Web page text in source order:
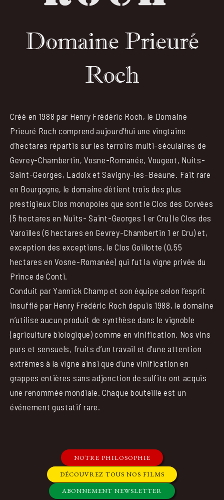
Domaine Prieuré
Roch
Créé en 1988 par Henry Frédéric Roch, le Domaine
Prieuré Roch comprend aujourd’hui une vingtaine
d’hectares répartis sur les terroirs multi-séculaires de
Gevrey-Chambertin, Vosne-Romanée, Vougeot, Nuits-
Saint-Georges, Ladoix et Savigny-les-Beaune. Fait rare
en Bourgogne, le domaine détient trois des plus
prestigieux Clos monopoles que sont le Clos des Corvées
(5 hectares en Nuits- Saint-Georges 1 er Cru) le Clos des
Varoilles (6 hectares en Gevrey-Chambertin 1 er Cru) et,
exception des exceptions, le Clos Goillotte (0,55
hectares en Vosne-Romanée) qui fut la vigne privée du
Prince de Conti.
Conduit par Yannick Champ et son équipe selon l’esprit
insufflé par Henry Frédéric Roch depuis 1988, le domaine
n’utilise aucun produit de synthèse dans le vignoble
(agriculture biologique) comme en vinification. Nos vins
purs et sensuels, fruits d’un travail et d’une attention
extrêmes à la vigne ainsi que d’une vinification en
grappes entières sans adjonction de sulfite ont acquis
une renommée mondiale. Chaque bouteille est un
événement gustatif rare.
NOTRE PHILOSOPHIE
DÉCOUVREZ TOUS NOS FILMS
ABONNEMENT NEWSLETTER